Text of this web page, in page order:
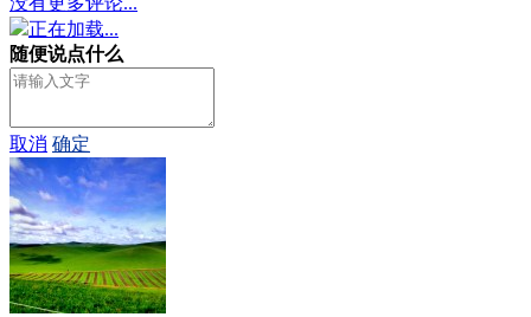
正在加载...
随便说点什么
取消 确定